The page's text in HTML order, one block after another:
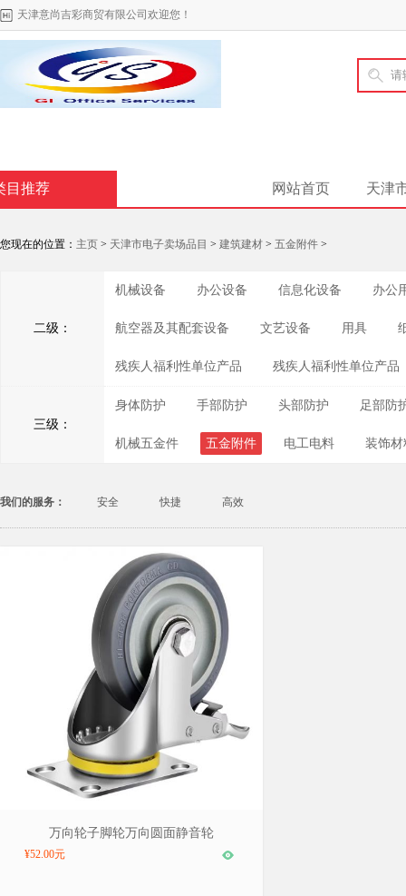
天津意尚吉彩商贸有限公司欢迎您！
网站首页 天津
目推荐
您现在的位置： 主页 > 天津市电子卖场品目 > 建筑建材 > 五金附件 >
二级：
机械设备 办公设备 信息化设备 办公
航空器及其配套设备 文艺设备 用具
残疾人福利性单位产品 残疾人福利性单位产品
三级：
身体防护 手部防护 头部防护 足部防
机械五金件 五金附件 电工电料 装饰材
我们的服务： 安全 快捷 高效
品牌：巨联/JULIAN，型号：GDZQ-4
万向轮子脚轮万向圆面静音轮
¥52.00元